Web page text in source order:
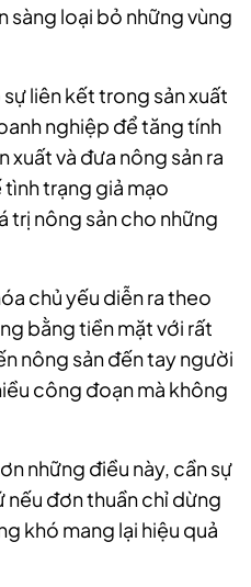
sàng loại bỏ những vùng
liên kết trong sản xuất
nghiệp để tăng tính
xuất và đưa nông sản ra
trạng giả mạo
trị nông sản cho những
chủ yếu diễn ra theo
bằng tiền mặt với rất
nông sản đến tay người
công đoạn mà không
những điều này, cần sự
đơn thuần chỉ dừng
khó mang lại hiệu quả